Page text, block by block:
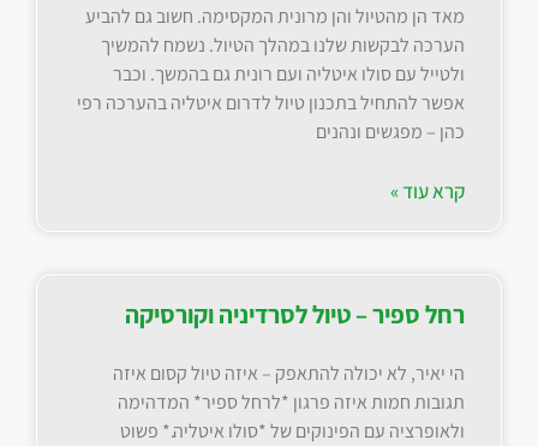
מאד הן מהטיול והן מרונית המקסימה. חשוב גם להביע
הערכה לבקשות שלנו במהלך הטיול. נשמח להמשיך
ולטייל עם סולו איטליה ועם רונית גם בהמשך. וכבר
אפשר להתחיל בתכנון טיול לדרום איטליה בהערכה רפי
כהן – מפגשים ונהנים
קרא עוד »
רחל ספיר – טיול לסרדיניה וקורסיקה
הי יאיר, לא יכולה להתאפק – איזה טיול קסום איזה
תגובות חמות איזה פרגון *לרחל ספיר* המדהימה
ולאופרציה עם הפינוקים של *סולו איטליה.* פשוט